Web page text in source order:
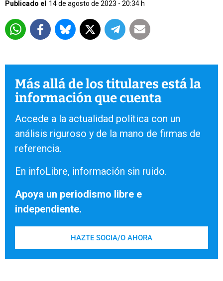
Publicado el 14 de agosto de 2023 - 20:34 h
Más allá de los titulares está la
información que cuenta
Accede a la actualidad política con un
análisis riguroso y de la mano de firmas de
referencia.
En infoLibre, información sin ruido.
Apoya un periodismo libre e
independiente.
HAZTE SOCIA/O AHORA